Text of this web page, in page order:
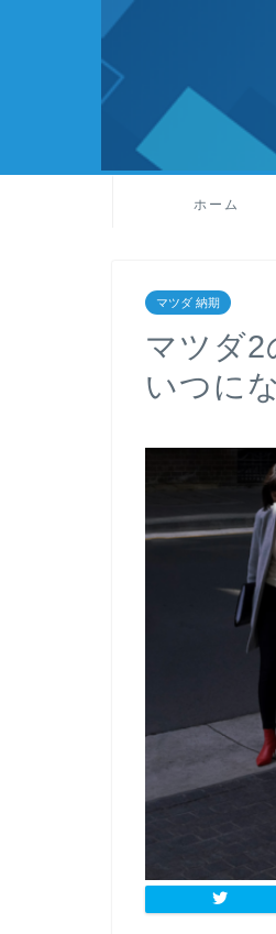
ホーム
マツダ 納期
マツダ2
いつに